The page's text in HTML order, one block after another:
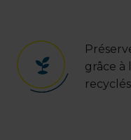
grâce à